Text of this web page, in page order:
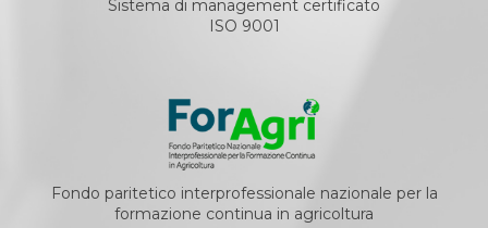
Sistema di management certificato
ISO 9001
Fondo paritetico interprofessionale nazionale per la
formazione continua in agricoltura